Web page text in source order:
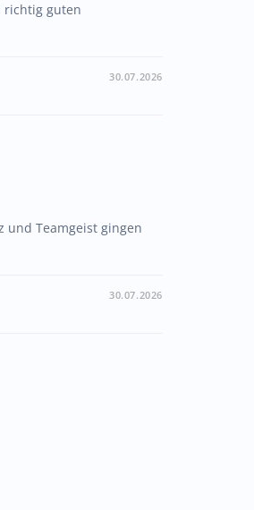
richtig guten
30.07.2026
und Teamgeist gingen
30.07.2026